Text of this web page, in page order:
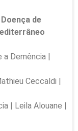
de
a Demência |
Ceccaldi |
| Leila Alouane |